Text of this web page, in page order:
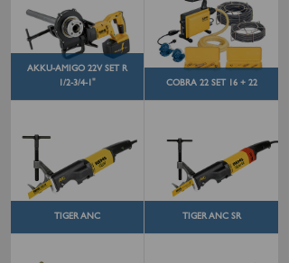
AKKU-AMIGO 22V SET R
1/2-3/4-1"
COBRA 22 SET 16 + 22
TIGER ANC TIGER ANC SR